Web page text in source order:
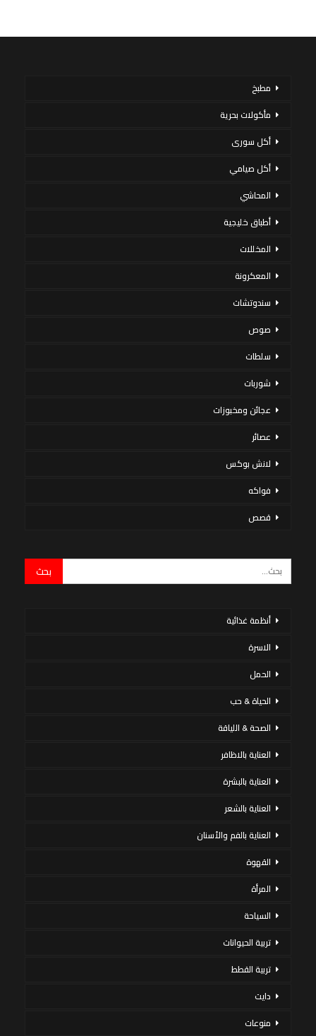
مطبخ
مأكولات بحرية
أكل سورى
أكل صيامي
المحاشي
أطباق خليجية
المخللات
المعكرونة
سندوتشات
صوص
سلطات
شوربات
عجائن ومخبوزات
عصائر
لانش بوكس
فواكه
قصص
أنظمة غذائية
الاسرة
الحمل
الحياة & حب
الصحة & اللياقة
العناية بالاظافر
العناية بالبشرة
العناية بالشعر
العناية بالفم والأسنان
القهوة
المرأة
السياحة
تربية الحيوانات
تربية القطط
دايت
منوعات